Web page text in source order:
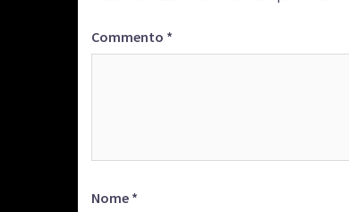
Commento *
Nome *